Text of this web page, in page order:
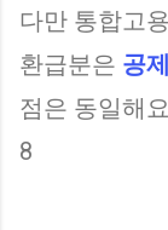
다만 통합고
환급분은 공
점은 동일해
8